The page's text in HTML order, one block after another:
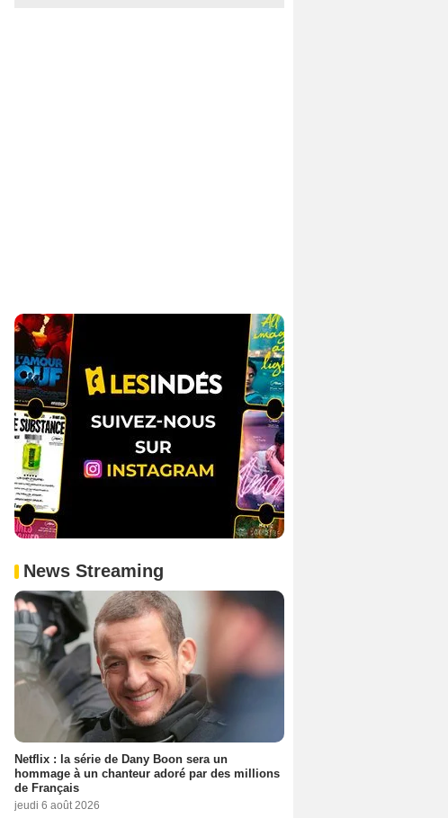
News Streaming
Netflix : la série de Dany Boon sera un
hommage à un chanteur adoré par des millions
de Français
jeudi 6 août 2026